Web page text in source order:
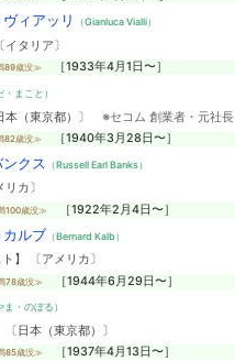
ィアッリ （Gianluca Vialli）
イタリア〕
89歳没≫ ［1933年4月1日〜］
まこと）
本（東京都）〕 ※セコム 創業者・元社長
82歳没≫ ［1940年3月28日〜］
クス （Russell Earl Banks）
カ〕
100歳没≫ ［1922年2月4日〜］
ルブ （Bernard Kalb）
】 〔アメリカ〕
78歳没≫ ［1944年6月29日〜］
・のぼる）
〔日本（東京都）〕
85歳没≫ ［1937年4月13日〜］